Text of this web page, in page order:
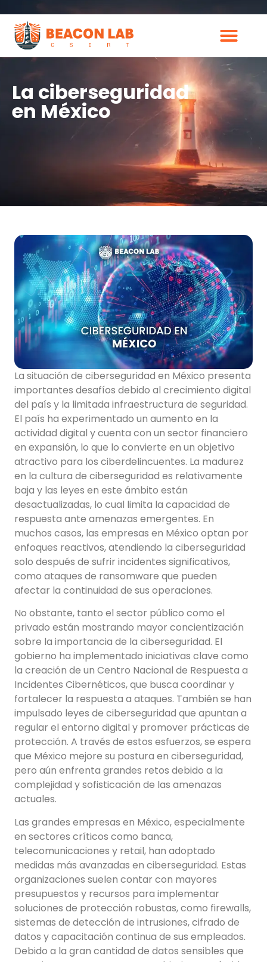
La ciberseguridad
en México
La situación de ciberseguridad en México presenta
importantes desafíos debido al crecimiento digital
del país y la limitada infraestructura de seguridad.
El país ha experimentado un aumento en la
actividad digital y cuenta con un sector financiero
en expansión, lo que lo convierte en un objetivo
atractivo para los ciberdelincuentes. La madurez
en la cultura de ciberseguridad es relativamente
baja y las leyes en este ámbito están
desactualizadas, lo cual limita la capacidad de
respuesta ante amenazas emergentes. En
muchos casos, las empresas en México optan por
enfoques reactivos, atendiendo la ciberseguridad
solo después de sufrir incidentes significativos,
como ataques de ransomware que pueden
afectar la continuidad de sus operaciones.
No obstante, tanto el sector público como el
privado están mostrando mayor concientización
sobre la importancia de la ciberseguridad. El
gobierno ha implementado iniciativas clave como
la creación de un Centro Nacional de Respuesta a
Incidentes Cibernéticos, que busca coordinar y
fortalecer la respuesta a ataques. También se han
impulsado leyes de ciberseguridad que apuntan a
regular el entorno digital y promover prácticas de
protección. A través de estos esfuerzos, se espera
que México mejore su postura en ciberseguridad,
pero aún enfrenta grandes retos debido a la
complejidad y sofisticación de las amenazas
actuales.
Las grandes empresas en México, especialmente
en sectores críticos como banca,
telecomunicaciones y retail, han adoptado
medidas más avanzadas en ciberseguridad. Estas
organizaciones suelen contar con mayores
presupuestos y recursos para implementar
soluciones de protección robustas, como firewalls,
sistemas de detección de intrusiones, cifrado de
datos y capacitación continua de sus empleados.
Debido a la gran cantidad de datos sensibles que